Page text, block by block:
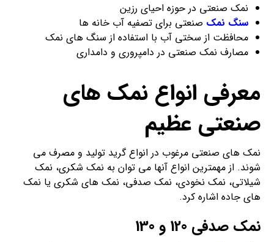
نمک صنعتی در حوزه احیای رزین
سنگ نمک صنعتی برای تصفیه آب خانه ها
محافظت از سختی آب با استفاده از سنگ های نمک
مصارف نمک صنعتی در دامپروری و دامداری
معرفی انواع نمک های
صنعتی عظیم
نمک های صنعتی مرغوب در انواع گرید تولید و مصرف می
شوند. از مهمترین انواع آنها می توان به نمک شکری، نمک
شیلاتی، نمک نخودی، نمک صدفی، نمک های شکری یا نمک
های جاده اشاره کرد.
نمک صدفی 120 و 130